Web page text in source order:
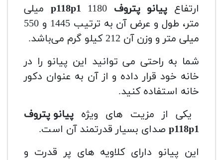
ارتفاع پیانو پتروف p118p1
1180 میلی
متر، طول و عرض آن به ترتیب 1445 و 550
میلی متر و وزن آن 212 کیلو گرم می‌باشد.
شما به راحتی می توانید این پیانو را در
خانه خود قرار داده و از آن به عنوان دکور
خانه استفاده کنید.
یکی از مزیت های ویژه پیانو پتروف
p118p1
صدای بسیار قدرتمند آن است.
این پیانو دارای کلاویه های پر قدرت و